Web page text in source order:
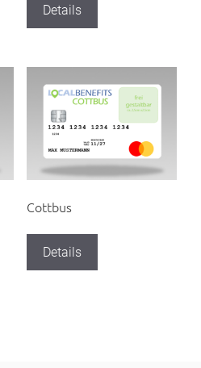
Details
Cottbus
Details